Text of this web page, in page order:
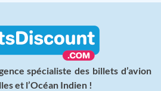
spécialiste des billets d’avion
et l’Océan Indien !